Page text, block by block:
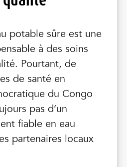
potable sûre est une
à des soins
Pourtant, de
de santé en
du Congo
pas d’un
fiable en eau
partenaires locaux